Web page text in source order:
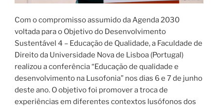
Com o compromisso assumido da Agenda 2030
voltada para o Objetivo do Desenvolvimento
Sustentável 4 – Educação de Qualidade, a Faculdade de
Direito da Universidade Nova de Lisboa (Portugal)
realizou a conferência “Educação de qualidade e
desenvolvimento na Lusofonia” nos dias 6 e 7 de junho
deste ano. O objetivo foi promover a troca de
experiências em diferentes contextos lusófonos dos